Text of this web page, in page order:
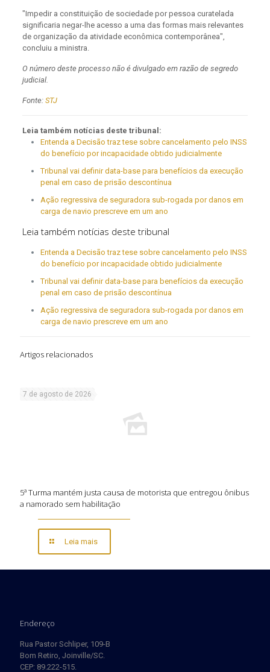
"Impedir a constituição de sociedade por pessoa curatelada
significaria negar-lhe acesso a uma das formas mais relevantes
de organização da atividade econômica contemporânea",
concluiu a ministra.
O número deste processo não é divulgado em razão de segredo
judicial.
Fonte: STJ
Leia também notícias deste tribunal:
Entenda a Decisão traz tese sobre cancelamento pelo INSS
do benefício por incapacidade obtido judicialmente
Tribunal vai definir data-base para benefícios da execução
penal em caso de prisão descontínua
Ação regressiva de seguradora sub-rogada por danos em
carga de navio prescreve em um ano
Leia também notícias deste tribunal
Entenda a Decisão traz tese sobre cancelamento pelo INSS
do benefício por incapacidade obtido judicialmente
Tribunal vai definir data-base para benefícios da execução
penal em caso de prisão descontínua
Ação regressiva de seguradora sub-rogada por danos em
carga de navio prescreve em um ano
Artigos relacionados
7 de agosto de 2026
5ª Turma mantém justa causa de motorista que entregou ônibus
a namorado sem habilitação
Leia mais
Endereço
Rua Pastor Schliper, 109-B
Bom Retiro, Joinville/SC.
CEP: 89.222-515.